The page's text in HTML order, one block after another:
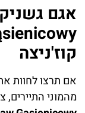
קוז'ניצה
אם תרצו לחוות
מהמוני